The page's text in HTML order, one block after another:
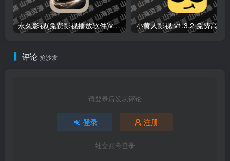
永久影视(免费影视播放软件)v1.1.8 解锁去广告纯净版
评论 抢沙发
请登录后发表评论
登录 注册
社交账号登录